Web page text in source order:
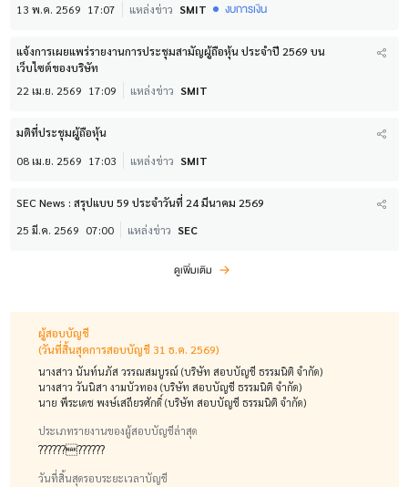
13 พ.ค. 2569 17:07 แหล่งข่าว SMIT งบการเงิน
แจ้งการเผยแพร่รายงานการประชุมสามัญผู้ถือหุ้น ประจำปี 2569 บน
เว็บไซต์ของบริษัท
22 เม.ย. 2569 17:09 แหล่งข่าว SMIT
มติที่ประชุมผู้ถือหุ้น
08 เม.ย. 2569 17:03 แหล่งข่าว SMIT
SEC News : สรุปแบบ 59 ประจำวันที่ 24 มีนาคม 2569
25 มี.ค. 2569 07:00 แหล่งข่าว SEC
ดูเพิ่มเติม
ผู้สอบบัญชี
(วันที่สิ้นสุดการสอบบัญชี 31 ธ.ค. 2569)
นางสาว นันท์นภัส วรรณสมบูรณ์ (บริษัท สอบบัญชี ธรรมนิติ จำกัด)
นางสาว วันนิสา งามบัวทอง (บริษัท สอบบัญชี ธรรมนิติ จำกัด)
นาย พีระเดช พงษ์เสถียรศักดิ์ (บริษัท สอบบัญชี ธรรมนิติ จำกัด)
ประเภทรายงานของผู้สอบบัญชีล่าสุด
????????????
วันที่สิ้นสุดรอบระยะเวลาบัญชี